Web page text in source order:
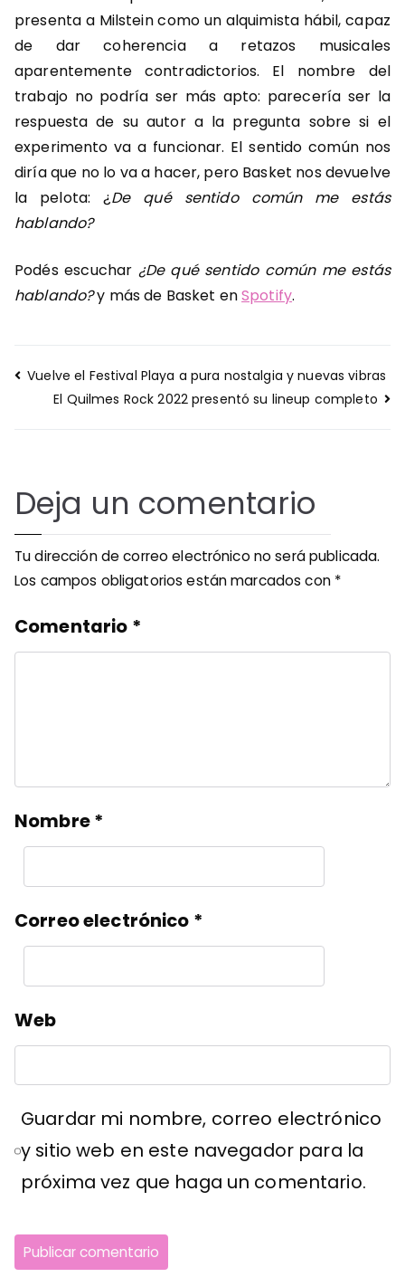
presenta a Milstein como un alquimista hábil, capaz
de dar coherencia a retazos musicales
aparentemente contradictorios. El nombre del
trabajo no podría ser más apto: parecería ser la
respuesta de su autor a la pregunta sobre si el
experimento va a funcionar. El sentido común nos
diría que no lo va a hacer, pero Basket nos devuelve
la pelota: ¿De qué sentido común me estás
hablando?
Podés escuchar ¿De qué sentido común me estás
hablando?y más de Basket enSpotify.
Navegación
Vuelve el Festival Playa a pura nostalgia y nuevas vibras
El Quilmes Rock 2022 presentó su lineup completo
Deja un comentario
Tu dirección de correo electrónico no será publicada.
Los campos obligatorios están marcados con *
Comentario *
Nombre*
Correo electrónico *
Web
Guardar mi nombre, correo electrónico
y sitio web en este navegador para la
próxima vez que haga un comentario.